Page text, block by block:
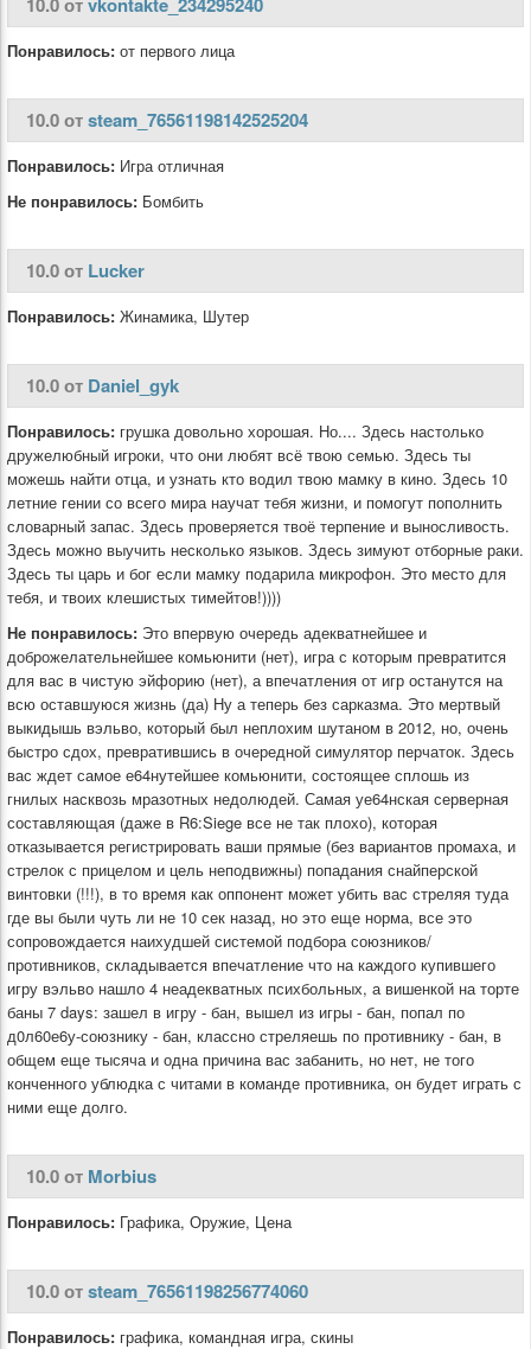
Понравилось: от первого лица
10.0 отsteam_76561198142525204
Понравилось: Игра отличная
Не понравилось: Бомбить
10.0 от Lucker
Понравилось: Жинамика, Шутер
10.0 от Daniel_gyk
Понравилось: грушка довольно хорошая. Но.... Здесь настолько
дружелюбный игроки, что они любят всё твою семью. Здесь ты
можешь найти отца, и узнать кто водил твою мамку в кино. Здесь 10
летние гении со всего мира научат тебя жизни, и помогут пополнить
словарный запас. Здесь проверяется твоё терпение и выносливость.
Здесь можно выучить несколько языков. Здесь зимуют отборные раки.
Здесь ты царь и бог если мамку подарила микрофон. Это место для
тебя, и твоих клешистых тимейтов!))))
Не понравилось: Это впервую очередь адекватнейшее и
доброжелательнейшее комьюнити (нет), игра с которым превратится
для вас в чистую эйфорию (нет), а впечатления от игр останутся на
всю оставшуюся жизнь (да) Ну а теперь без сарказма. Это мертвый
выкидышь вэльво, который был неплохим шутаном в 2012, но, очень
быстро сдох, превратившись в очередной симулятор перчаток. Здесь
вас ждет самое е64нутейшее комьюнити, состоящее сплошь из
гнилых насквозь мразотных недолюдей. Самая уе64нская серверная
составляющая (даже в R6:Siege все не так плохо), которая
отказывается регистрировать ваши прямые (без вариантов промаха, и
стрелок с прицелом и цель неподвижны) попадания снайперской
винтовки (!!!), в то время как оппонент может убить вас стреляя туда
где вы были чуть ли не 10 сек назад, но это еще норма, все это
сопровождается наихудшей системой подбора союзников/
противников, складывается впечатление что на каждого купившего
игру вэльво нашло 4 неадекватных психбольных, а вишенкой на торте
баны 7 days: зашел в игру - бан, вышел из игры - бан, попал по
д0л60е6у-союзнику - бан, классно стреляешь по противнику - бан, в
общем еще тысяча и одна причина вас забанить, но нет, не того
конченного ублюдка с читами в команде противника, он будет играть с
ними еще долго.
10.0 от Morbius
Понравилось: Графика, Оружие, Цена
10.0 отsteam_76561198256774060
Понравилось: графика, командная игра, скины